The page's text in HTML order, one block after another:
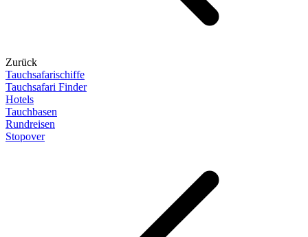
Zurück
Tauchsafarischiffe
Tauchsafari Finder
Hotels
Tauchbasen
Rundreisen
Stopover